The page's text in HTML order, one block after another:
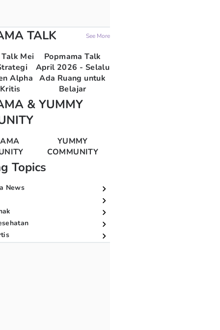
TALK See More
Mei
Alpha
Popmama Talk
April 2026 - Selalu
Ada Ruang untuk
Belajar
& YUMMY
YUMMY
COMMUNITY
Topics
News